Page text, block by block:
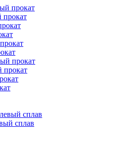
прокат
сплав